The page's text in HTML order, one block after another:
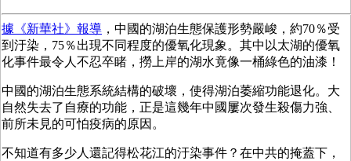
據《新華社》報導 ，中國的湖泊生態保護形勢嚴峻，約70％受
到汙染，75％出現不同程度的優氧化現象。其中以太湖的優氧
化事件最令人不忍卒睹，撈上岸的湖水竟像一桶綠色的油漆！
中國的湖泊生態系統結構的破壞，使得湖泊萎縮功能退化。大
自然失去了自療的功能，正是這幾年中國屢次發生殺傷力強、
前所未見的可怕疫病的原因。
不知道有多少人還記得松花江的汙染事件？在中共的掩蓋下，